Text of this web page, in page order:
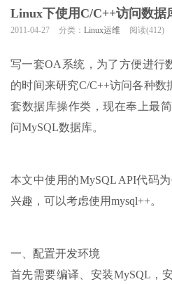
Linux下使用C/C++访问数据
2011-04-27 分类： Linux运维 阅读(412)
写一套OA系统，为了方便进行
的时间来研究C/C++访问各种
套数据库操作类，现在奉上最
问MySQL数据库。
本文中使用的MySQL API代码
兴趣，可以考虑使用mysql++。
一、配置开发环境
首先需要编译、安装MySQL，